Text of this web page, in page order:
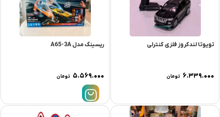
تویوتا لندکروز فلزی کنترلی
۶.۳۳۹.۰۰۰ تومان
ریسینگ مدل A65-3A
۵.۵۶۹.۰۰۰ تومان